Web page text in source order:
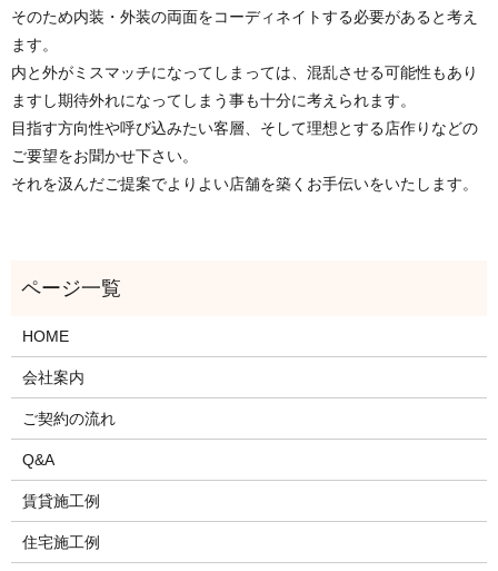
そのため内装・外装の両面をコーディネイトする必要があると考え
ます。
内と外がミスマッチになってしまっては、混乱させる可能性もあり
ますし期待外れになってしまう事も十分に考えられます。
目指す方向性や呼び込みたい客層、そして理想とする店作りなどの
ご要望をお聞かせ下さい。
それを汲んだご提案でよりよい店舗を築くお手伝いをいたします。
HOME
会社案内
ご契約の流れ
Q&A
賃貸施工例
住宅施工例